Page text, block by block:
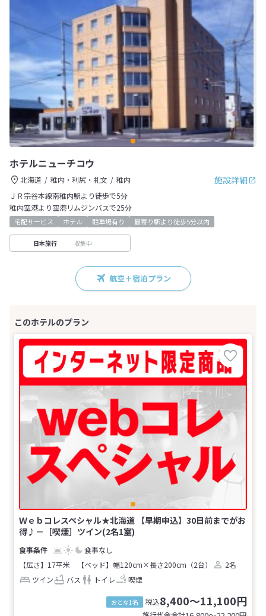
ホテルニューチコウ
施設詳細
北海道 稚内・利尻・礼文
稚内
ＪＲ宗谷本線南稚内駅より徒歩で5分
稚内空港より空港リムジンバスで25分
宅配サービス ホテル 駐車場有り 最寄り駅より徒歩5分以内
日本旅行 収集中
航空＋宿泊プラン
Ｗｅｂコレスペシャル★北海道 【早期申込】30日前までがお
得♪－［喫煙］ツイン(2名1室)
食事なし
【広さ】17平米
【ベッド】幅120cm×長さ200cm（2台）
2名
ツイン
バス トイレ 喫煙
おとな1名 税込8,400～11,100円